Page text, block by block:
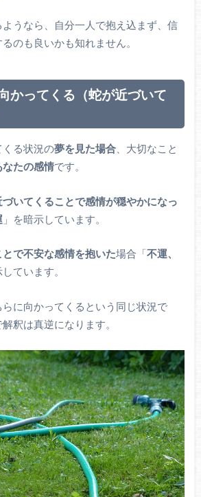
うなら、自分一人で抱え込まず、信
のも良いかも知れません。
かってくる（蛇が近づいて
る状況の夢を見た場合、大切なこと
たの感情です。
づいてくることで感情が穏やかになっ
」を暗示しています。
で不安な感情を抱いた場合「不運、
ています。
に向かってくるという同じ状況で
釈は真逆になります。